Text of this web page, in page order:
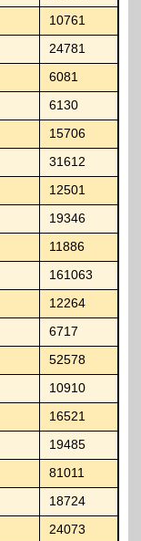
10761
24781
6081
6130
15706
31612
12501
19346
11886
161063
12264
6717
52578
10910
16521
19485
81011
18724
24073